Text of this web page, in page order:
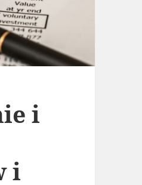
i
i